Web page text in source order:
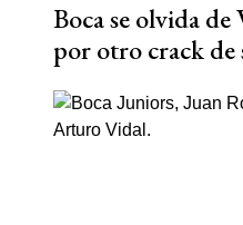
Boca se olvida de
por otro crack de